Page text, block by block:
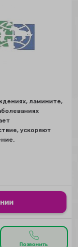
ламините,
ускоряют
Позвонить